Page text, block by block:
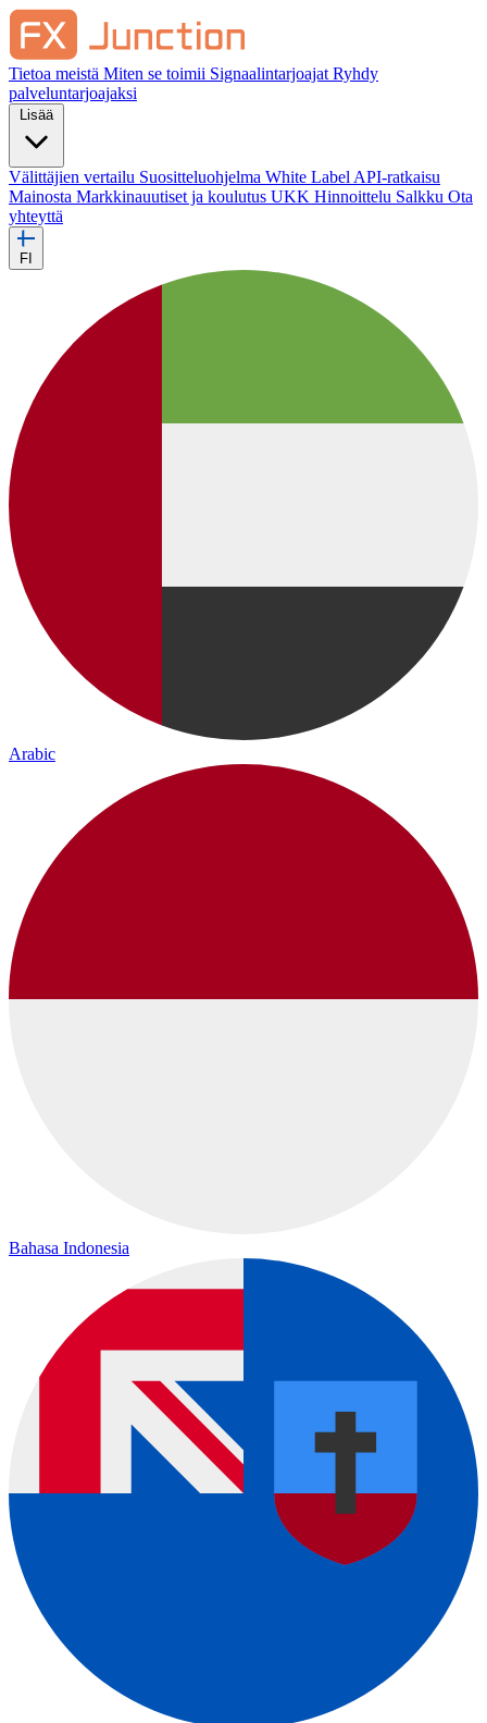
Tietoa meistä Miten se toimii Signaalintarjoajat Ryhdy
palveluntarjoajaksi
Lisää
Välittäjien vertailu Suositteluohjelma White Label API-ratkaisu
Mainosta Markkinauutiset ja koulutus UKK Hinnoittelu Salkku Ota
yhteyttä
FI
Arabic
Bahasa Indonesia